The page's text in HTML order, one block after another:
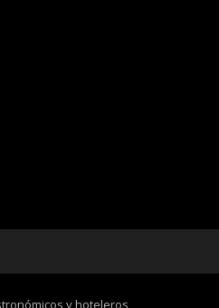
y hoteleros